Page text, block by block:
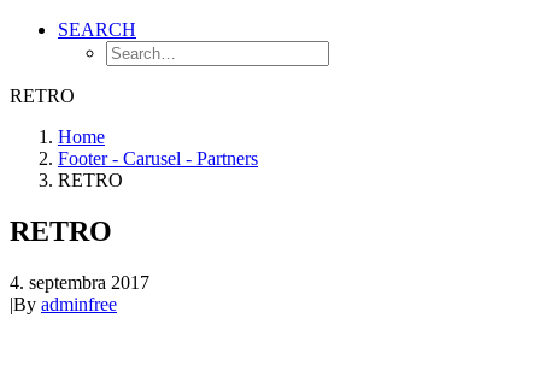
SEARCH
RETRO
Home
Footer - Carusel - Partners
RETRO
RETRO
4. septembra 2017
|By adminfree